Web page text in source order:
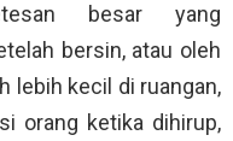
besar yang
bersin, atau oleh
lebih kecil di ruangan,
orang ketika dihirup,